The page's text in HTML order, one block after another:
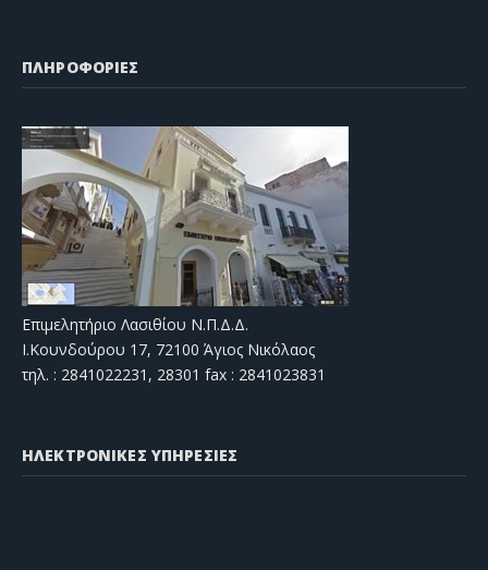
ΠΛΗΡΟΦΟΡΙΕΣ
Επιμελητήριο Λασιθίου Ν.Π.Δ.Δ.
Ι.Κουνδούρου 17, 72100 Άγιος Νικόλαος
τηλ. : 2841022231, 28301 fax : 2841023831
ΗΛΕΚΤΡΟΝΙΚΕΣ ΥΠΗΡΕΣΙΕΣ